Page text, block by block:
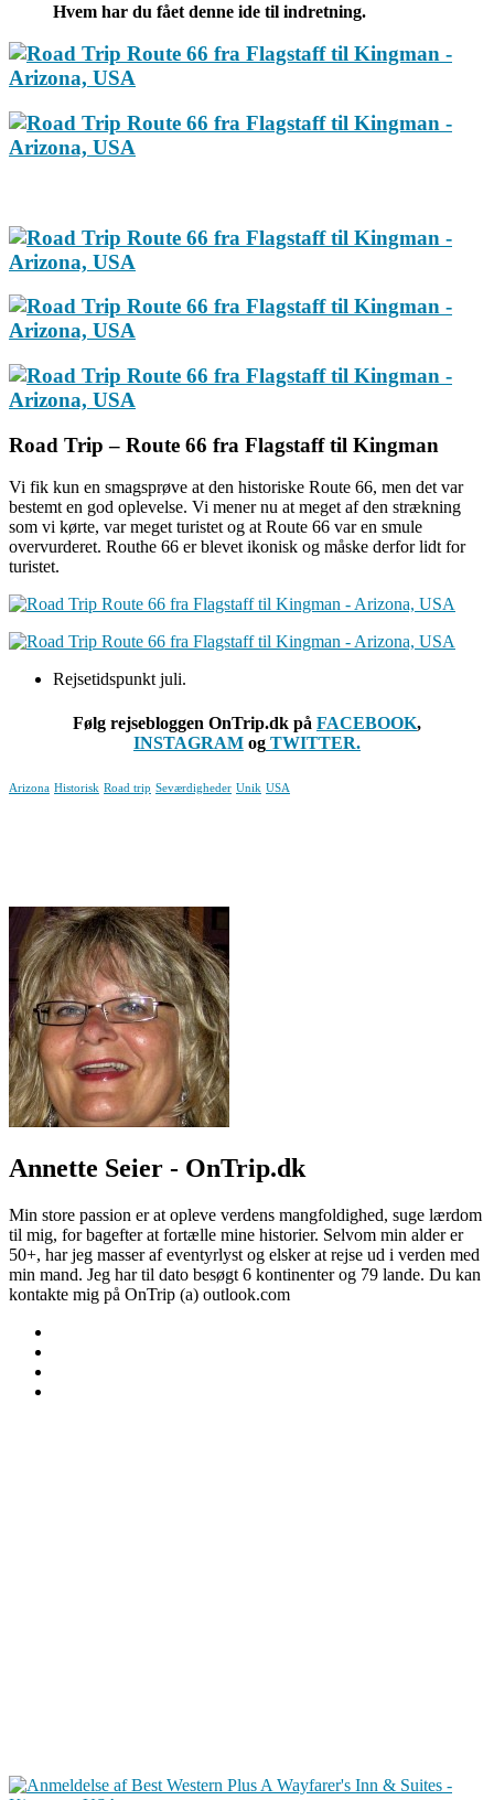
Hvem har du fået denne ide til indretning.
Road Trip – Route 66 fra Flagstaff til Kingman
Vi fik kun en smagsprøve at den historiske Route 66, men det var
bestemt en god oplevelse. Vi mener nu at meget af den strækning
som vi kørte, var meget turistet og at Route 66 var en smule
overvurderet. Routhe 66 er blevet ikonisk og måske derfor lidt for
turistet.
Rejsetidspunkt juli.
Følg rejsebloggen OnTrip.dk på FACEBOOK,
INSTAGRAM og TWITTER.
Arizona Historisk Road trip Seværdigheder Unik USA
Annette Seier - OnTrip.dk
Min store passion er at opleve verdens mangfoldighed, suge lærdom
til mig, for bagefter at fortælle mine historier. Selvom min alder er
50+, har jeg masser af eventyrlyst og elsker at rejse ud i verden med
min mand. Jeg har til dato besøgt 6 kontinenter og 79 lande. Du kan
kontakte mig på OnTrip (a) outlook.com